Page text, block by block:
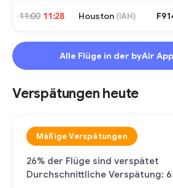
11:00 11:28 Houston (IAH)
Alle Flüge in der byAir
Verspätungen heute
Mäßige Verspätungen
26% der Flüge sind verspätet
Durchschnittliche Verspätung: